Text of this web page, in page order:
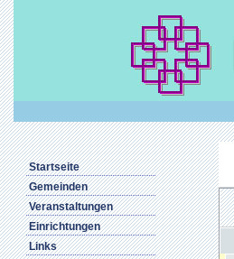
Startseite
Gemeinden
Veranstaltungen
Einrichtungen
Links